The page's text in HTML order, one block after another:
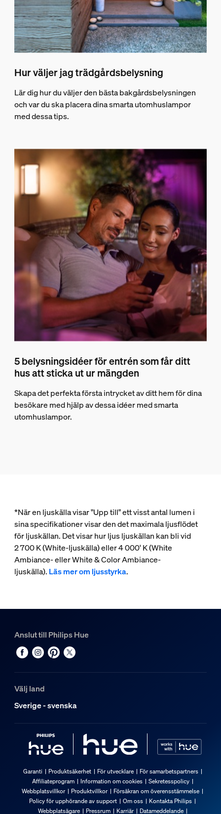
Hur väljer jag trädgårdsbelysning
Lär dig hur du väljer den bästa bakgårdsbelysningen
och var du ska placera dina smarta utomhuslampor
med dessa tips.
5 belysningsidéer för entrén som får ditt
hus att sticka ut ur mängden
Skapa det perfekta första intrycket av ditt hem för dina
besökare med hjälp av dessa idéer med smarta
utomhuslampor.
*När en ljuskälla visar "Upp till" ett visst antal lumen i
sina specifikationer visar den det maximala ljusflödet
för ljuskällan. Det visar hur ljus ljuskällan kan bli vid
2 700 K (White-ljuskälla) eller 4 000' K (White
Ambiance- eller White & Color Ambiance-
ljuskälla). Läs mer om ljusstyrka.
Anslut till Philips Hue
Välj land
Sverige - svenska
Garanti Produktsäkerhet För utvecklare
För samarbetspartners
Affiliateprogram
Information om cookies
Sekretesspolicy
Webbplatsvillkor
Produktvillkor
Försäkran om överensstämmelse
Policy för upphörande av support
Om oss
Kontakta Philips
Webbplatsägare
Pressrum Karriär Datameddelande